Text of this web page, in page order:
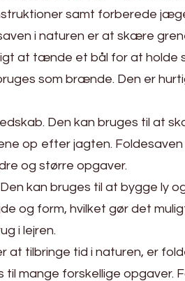
samt forberede
i naturen er at skære
at tænde et bål for at holde
som brænde. Den er
Den kan bruges til at
op efter jagten.
og større opgaver.
kan bruges til at bygge ly
form, hvilket gør det
i lejren.
tilbringe tid i naturen, er
mange forskellige